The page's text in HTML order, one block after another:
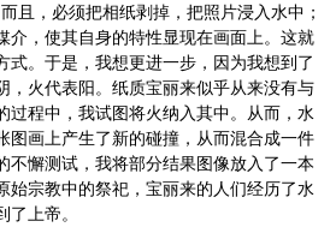
且，必须把相纸剥掉，把照片浸入水中；
介，使其自身的特性显现在画面上。这就
式。于是，我想更进一步，因为我想到了
火代表阳。纸质宝丽来似乎从来没有与
过程中，我试图将火纳入其中。从而，水
图画上产生了新的碰撞，从而混合成一件
不懈测试，我将部分结果图像放入了一本
始宗教中的祭祀，宝丽来的人们经历了水
上帝。